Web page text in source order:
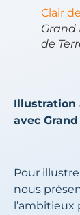
Grand
de
Illustration
avec
Pour
nous